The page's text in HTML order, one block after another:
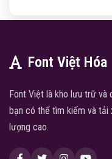
Font Việt Hóa
Font Việt là kho lưu trữ và
bạn có thể tìm kiếm và tải
lượng cao.